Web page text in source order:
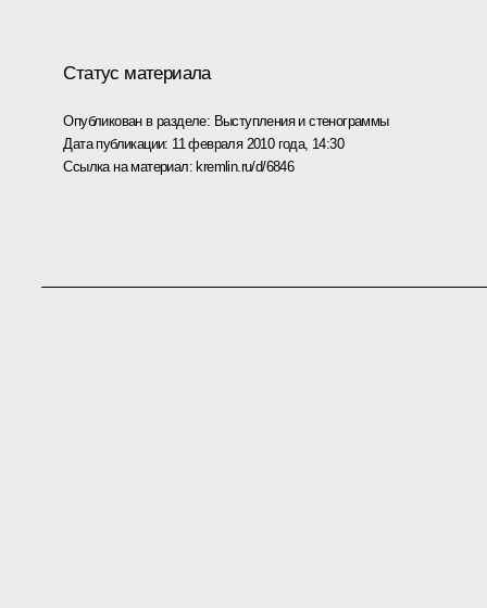
Статус материала
Опубликован в разделе: Выступления и стенограммы
Дата публикации: 11 февраля 2010 года, 14:30
Ссылка на материал:kremlin.ru/d/6846